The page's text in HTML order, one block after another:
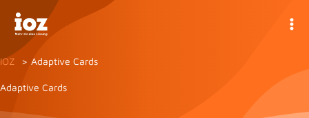
Inhalt
springen
IOZ Adaptive Cards
Adaptive Cards